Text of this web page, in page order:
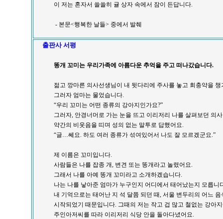
이 저는 혼자서 쓸쓸히 귤 상자 속에서 잠이 든답니다.
- 본문<행복한 날들> 중에서 발췌
출판사 서평
똥개 꼬미는 우리가족에 아름다운 추억을 주고 떠나갔습니다.
젊고 깡마른 의사선생님이 내 뒷다리에 주사를 놓고 회충약을 챙
그러자 엄마는 물었습니다.
“우리 꼬미는 어떤 종류의 강아지인가요?”
그러자, 안경너머로 가는 눈을 뜨고 이리저리 나를 살펴보던 의
약간의 비웃음을 띠며 성의 없는 말투로 답했어요.
“글…쎄요. 하도 여러 종류가 섞여있어서 나도 잘 모르겠군요.”
제 이름은 꼬미입니다.
사람들은 나를 잡종 개, 변견 또는 똥개라고 놀렸어요.
그래서 나를 아예 똥개 꼬미라고 소개하겠습니다.
나는 나를 낳아준 엄마가 누구인지 어디에서 태어났는지 모릅니
내 기억으로는 태어난 지 석 달쯤 되던 때, 서울 변두리의 어느
시작되었기 때문입니다. 그때의 저는 작고 겁 많고 철없는 강아
주인아저씨를 따라 이리저리 식당 안을 돌아다녔어요.